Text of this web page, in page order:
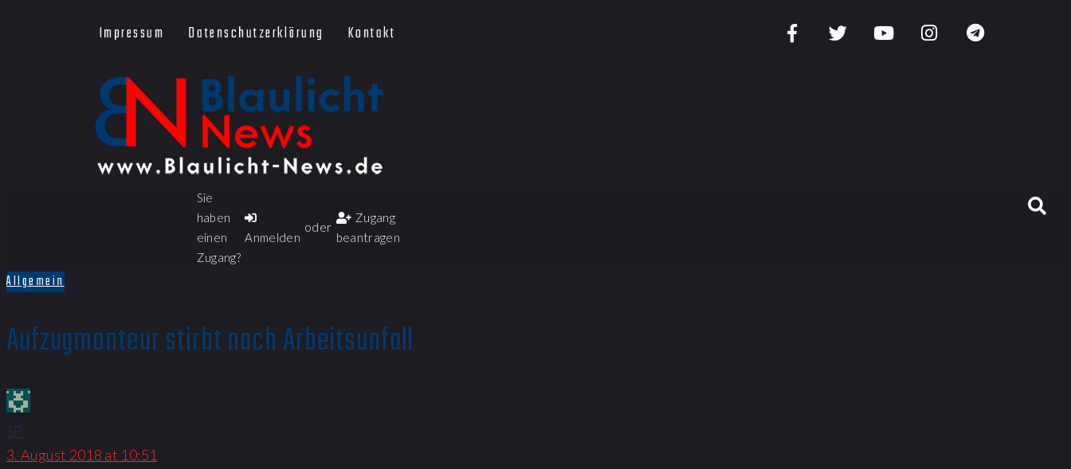
Impressum Datenschutzerklärung Kontakt
Sie
haben
einen
Zugang?
Anmelden
oder
Zugang
beantragen
Allgemein
Aufzugmonteur stirbt nach Arbeitsunfall
SP
3. August 2018 at 10:51